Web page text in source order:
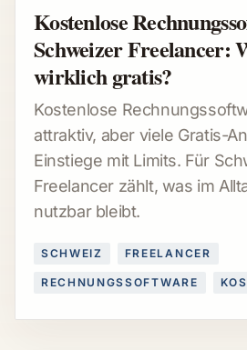
Kostenlose
Schweizer Freelancer:
wirklich gratis?
Kostenlose
attraktiv, aber viele Gratis-
Einstiege mit Limits. Für
Freelancer zählt, was im
nutzbar bleibt.
SCHWEIZ FREELANCER
RECHNUNGSSOFTWARE